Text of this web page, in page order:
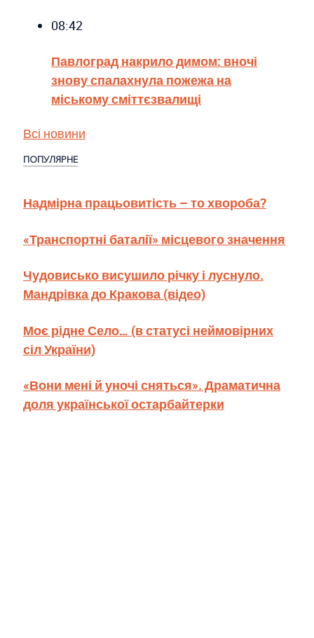
08:42
Павлоград накрило димом: вночі
знову спалахнула пожежа на
міському сміттєзвалищі
Всі новини
ПОПУЛЯРНЕ
Надмірна працьовитість – то хвороба?
«Транспортні баталії» місцевого значення
Чудовисько висушило річку і луснуло.
Мандрівка до Кракова (відео)
Моє рідне Село… (в статусі неймовірних
сіл України)
«Вони мені й уночі сняться». Драматична
доля української остарбайтерки